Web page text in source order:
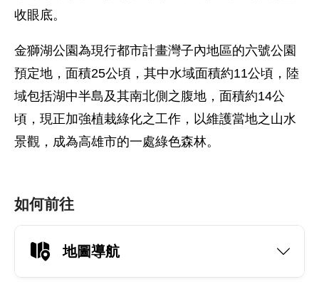
收眼底。
金獅湖公園為現行都市計畫灣子內地區的六號公園
預定地，面積25公頃，其中水域面積約11公頃，陸
域包括湖中半島及其南北側之腹地，面積約14公
頃，現正加強植栽綠化之工作，以維護當地之山水
景觀，成為高雄市的一處綠色森林。
如何前往
地圖導航